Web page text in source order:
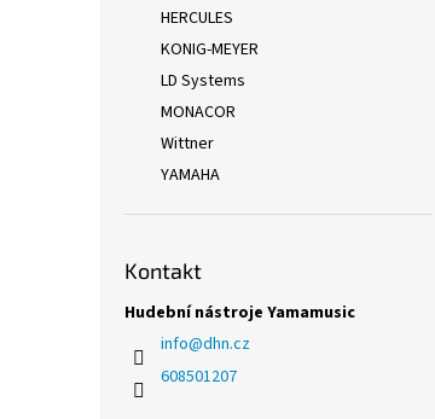
HERCULES
KONIG-MEYER
LD Systems
MONACOR
Wittner
YAMAHA
Kontakt
Hudební nástroje Yamamusic
info@dhn.cz
608501207